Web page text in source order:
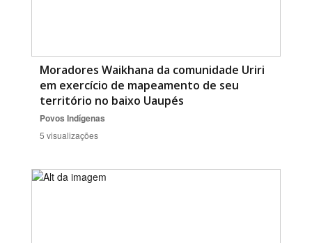
Moradores Waikhana da comunidade Uriri
em exercício de mapeamento de seu
território no baixo Uaupés
Povos Indígenas
5 visualizações